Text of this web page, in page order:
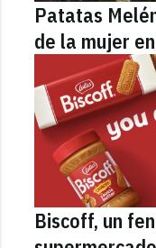
Patatas
de la mujer
Biscoff, un